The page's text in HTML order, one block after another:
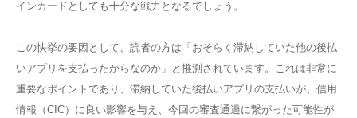
インカードとしても十分な戦力となるでしょう。
この快挙の要因として、読者の方は「おそらく滞納していた他の後払
いアプリを支払ったからなのか」と推測されています。これは非常に
重要なポイントであり、滞納していた後払いアプリの支払いが、信用
情報（CIC）に良い影響を与え、今回の審査通過に繋がった可能性が